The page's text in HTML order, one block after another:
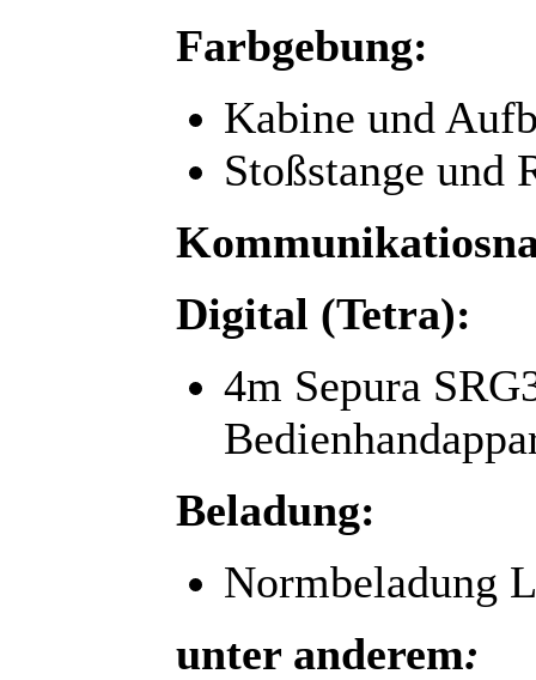
Farbgebung:
Kabine und
Stoßstange und
Digital (Tetra):
4m Sepura
Beladung:
Normbeladung
unter anderem: